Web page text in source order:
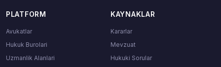
PLATFORM
Avukatlar
Hukuk Burolari
Uzmanlik Alanlari
KAYNAKLAR
Kararlar
Mevzuat
Hukuki Sorular